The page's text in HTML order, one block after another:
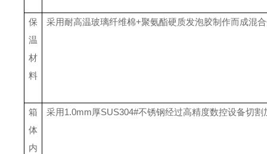
保
温
材
料
采用耐高温玻璃纤维棉+聚氨酯硬质发泡胶制作而成混
箱
体
内
采用1.0mm厚SUS304#不锈钢经过高精度数控设备切